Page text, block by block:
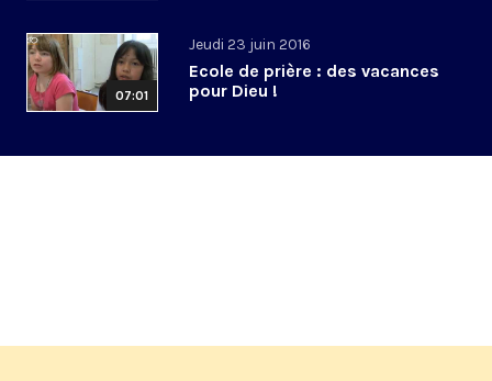
07:01
Jeudi 23 juin 2016
Ecole de prière : des vacances
pour Dieu !